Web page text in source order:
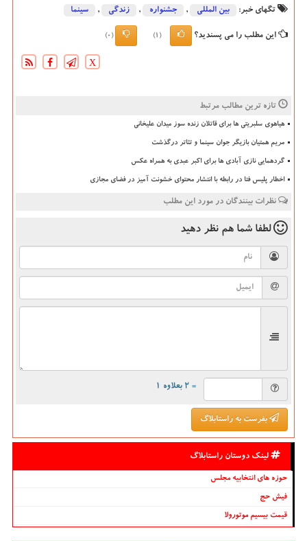
تگهای خبر: بین المللی , جشنواره , زندگی , سینما
این مطلب را می پسندید؟ (1)
(0)
X
تازه ترین مطالب مرتبط
هیاهوی سلبریتی ها برای قاتلان زنده سوز میدان علیخانی
مریم همتیان بازیگر جوان سینما و تئاتر درگذشت
گردهمایی نازی آبادی ها برای اکبر عبدی به همراه عکس
اخطار پلیس فتا در رابطه با انتشار محتوای خشونت آمیز در فضای مجازی
نظرات بینندگان در مورد این مطلب
لطفا شما هم نظر دهید
= ۲ بعلاوه ۱
بفرست به راستابلاگ
لینک دوستان راستابلاگ
حوزه های انتخابیه مجلس
فیش حج
قیمت بیسیم موتورولا